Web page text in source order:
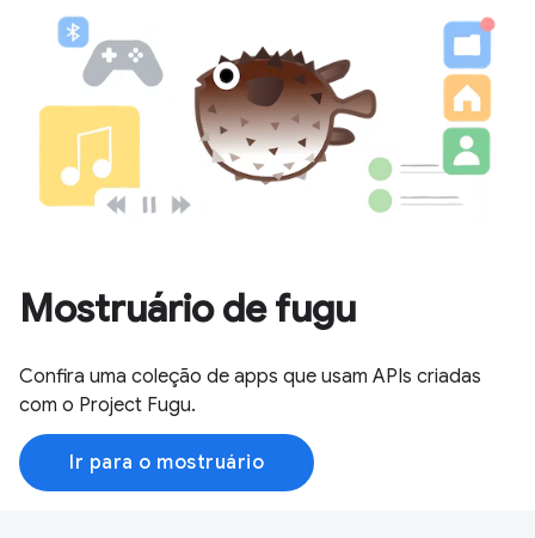
Mostruário de fugu
Confira uma coleção de apps que usam APIs criadas
com o Project Fugu.
Ir para o mostruário